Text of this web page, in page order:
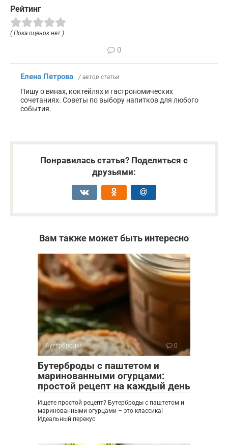
Рейтинг
( Пока оценок нет )
0
Елена Петрова / автор статьи
Пишу о винах, коктейлях и гастрономических
сочетаниях. Советы по выбору напитков для любого
события.
Понравилась статья? Поделиться с
друзьями:
Вам также может быть интересно
Бутерброды 0
Бутерброды с паштетом и
маринованными огурцами:
простой рецепт на каждый день
Ищете простой рецепт? Бутерброды с паштетом и
маринованными огурцами – это классика!
Идеальный перекус